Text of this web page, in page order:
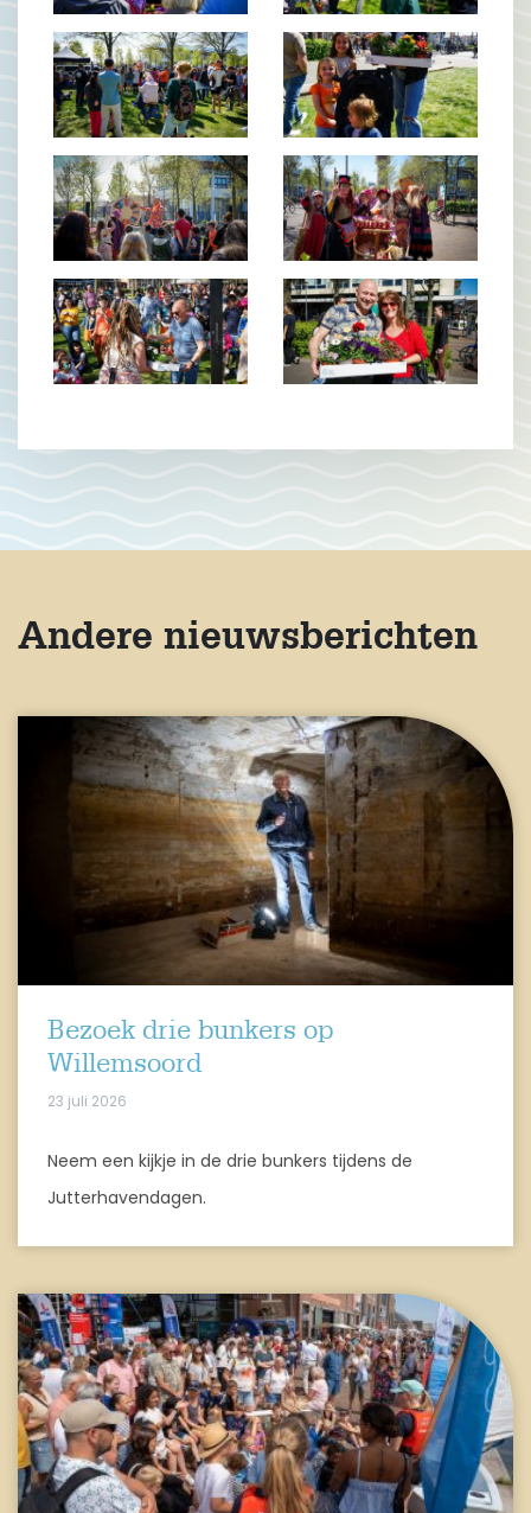
Andere nieuwsberichten
Bezoek drie bunkers op
Willemsoord
23 juli 2026
Neem een kijkje in de drie bunkers tijdens de
Jutterhavendagen.